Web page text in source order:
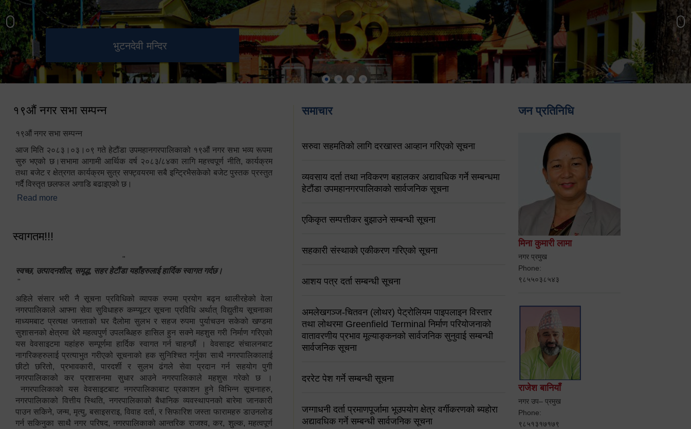
भुटनदेवी मन्दिर
स्मारक
हेटौंडा उपमहानगरपालिका नगर
कार्यपालिकाको कार्यालय
मनकामना डाँडाबाट देखिएको दृश्य
१९औं नगर सभा सम्पन्न
१९औं नगर सभा सम्पन्न
आज मिति २०८३।०३।०९ गते हेटौंडा उपमहानगरपालिकाको १९औं नगर सभा भव्य रूपमा
सुरु भएको छ।सभामा आगामी आर्थिक वर्ष २०८३/८४का लागि महत्त्वपूर्ण नीति, कार्यक्रम
तथा बजेट र क्षेत्रगत कार्यक्रम सुत्र सफ्ट्वयरमा सबै इन्ट्रिभैसकेको बजेट पुस्तक प्रस्तुत
गर्दै विस्तृत छलफल अगाडि बढाइएको छ।
Read more
स्वागतम!!!
"
स्वच्छ, उत्पादनशील, समृद्ध, सहर हेटौंडा यहाँहरुलाई हार्दिक स्वागत गर्दछ।
"
अहिले संसार भरी नै सूचना प्रविधिको व्यापक रुपमा प्रयोग बढ्न थालीरहेको वेला
नगरपालिकाले आफ्ना सेवा सुविधाहरु कम्प्यूटर सूचना प्रविधि अर्थात् विद्युतीय सूचनाका
माध्यमबाट प्रत्यक्ष जनताको घर दैलोमा सुलभ र सहज रुपमा पुर्याचउन सकेको खण्डमा
सुशासनको क्षेत्रमा धेरै महत्वपुर्ण उपलब्धिहरु हासिल हुन सक्ने महशुस गरी निर्माण गरिएको
यस वेवसाइटमा यहांहरु सम्पूर्णमा हार्दिक स्वागत गर्न चाहन्छौं । वेवसाइट संचालनबाट
नागरिकहरुलाई प्रत्याभुत गरीएको सूचनाको हक सुनिश्चित गर्नुका साथै नगरपालिकालाई
छीटो छरितो, प्रभावकारी, पारदर्शी र सुलभ ढंगले सेवा प्रदान गर्न सहयोग पुगी
नगरपालिकाको कर प्रशासनमा सुधार आउने नगरपालिकाले महशुस गरेको छ ।
नगरपालिकाको यस वेवसाइटबाट नगरपालिकाबाट प्रकाशन हुने विभिन्न सूचनाहरु,
नगरपालिकाको वित्तीय स्थिति, नगरपालिकाको बैधानिक व्यवस्थापनको बारेमा जानकारी
पाउन सकिने, जन्म, मृत्यु, बसाइसराइ, विवाह दर्ता, र सिफारिश जस्ता फारामहरु डाउनलोड
गर्न सकिनुका साथै नगर परिषद, नगरपालिकाको आन्तरिक राजश्व, कर, शुल्क, महत्वपूर्ण
समाचार
सरुवा सहमतिको लागि दरखास्त आव्हान गरिएको सूचना
व्यवसाय दर्ता तथा नविकरण बहालकर अद्यावधिक गर्ने सम्बन्धमा
हेटौंडा उपमहानगरपालिकाको सार्वजनिक सूचना
एकिकृत सम्पत्तीकर बुझाउने सम्बन्धी सूचना
सहकारी संस्थाको एकीकरण गरिएको सूचना
आशय पत्र दर्ता सम्बन्धी सूचना
अमलेखगञ्ज-चितवन (लोथर) पेट्रोलियम पाइपलाइन विस्तार
तथा लोथरमा Greenfield Terminal निर्माण परियोजनाको
वातावरणीय प्रभाव मूल्याङ्कनको सार्वजनिक सुनुवाई सम्बन्धी
सार्वजनिक सूचना
दररेट पेश गर्ने सम्बन्धी सूचना
जग्गाधनी दर्ता प्रमाणपूर्जामा भूउपयोग क्षेत्र वर्गीकरणको ब्यहोरा
अद्यावधिक गर्ने सम्बन्धी सार्वजनिक सूचना
जन प्रतिनिधि
मिना कुमारी लामा
नगर प्रमुख
Phone:
९८५५०३८५४३
राजेश बानियाँ
नगर उप– प्रमुख
Phone:
९८५१३१७१७९